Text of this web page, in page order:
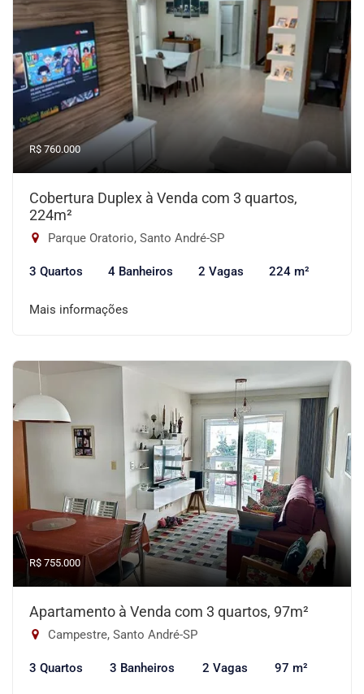
R$ 760.000
Cobertura Duplex à Venda com 3 quartos,
224m²
Parque Oratorio, Santo André-SP
3 Quartos 4 Banheiros 2 Vagas 224 m²
Mais informações
R$ 755.000
Apartamento à Venda com 3 quartos, 97m²
Campestre, Santo André-SP
3 Quartos 3 Banheiros 2 Vagas 97 m²